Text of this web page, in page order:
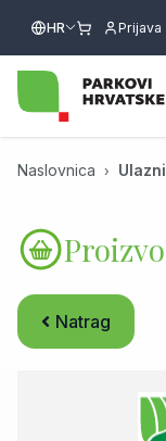
HR Prijava
Naslovnica
Natrag